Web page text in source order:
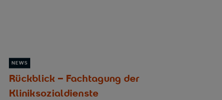
NEWS
Rückblick – Fachtagung der
Kliniksozialdienste